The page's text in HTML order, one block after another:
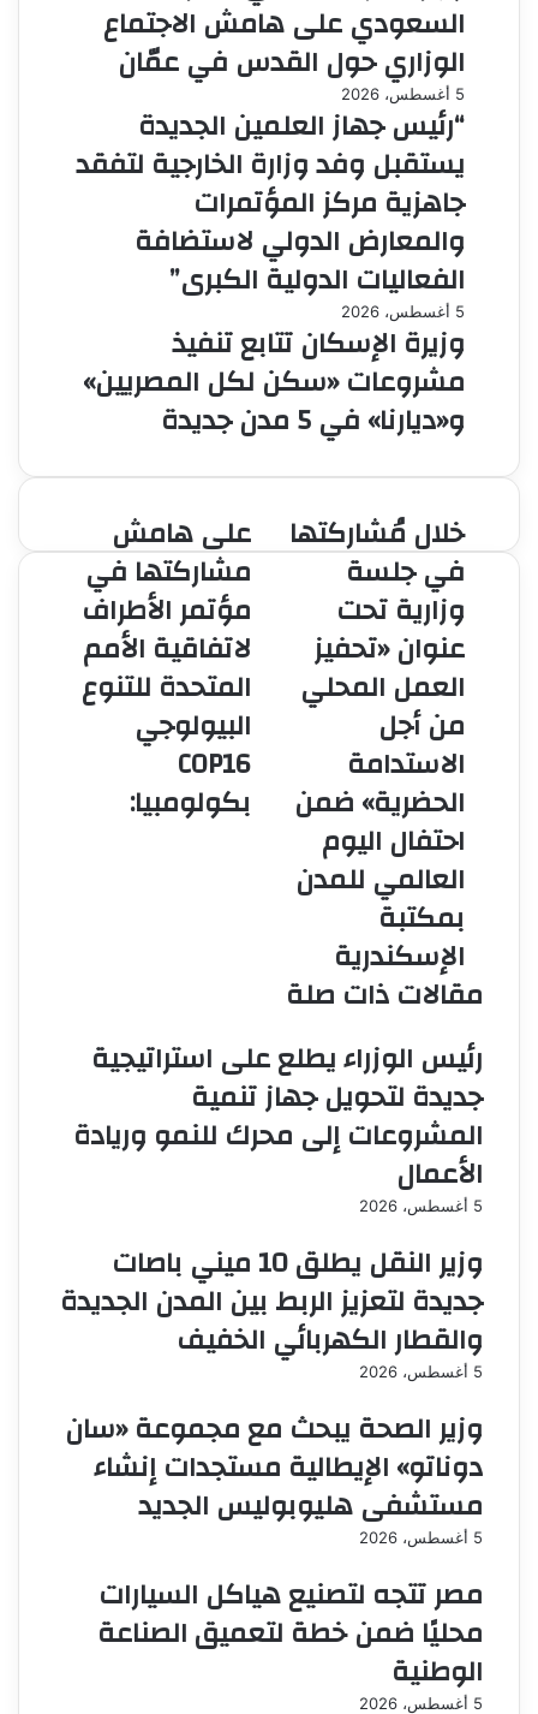
السعودي على هامش الاجتماع
الوزاري حول القدس في عمّان
5 أغسطس، 2026
“رئيس جهاز العلمين الجديدة
يستقبل وفد وزارة الخارجية لتفقد
جاهزية مركز المؤتمرات
والمعارض الدولي لاستضافة
الفعاليات الدولية الكبرى”
5 أغسطس، 2026
وزيرة الإسكان تتابع تنفيذ
مشروعات «سكن لكل المصريين»
و«ديارنا» في 5 مدن جديدة
على
هامش
مشاركتها
في
مؤتمر
الأطراف
لاتفاقية
الأمم
المتحدة
للتنوع
البيولوجي
COP16
على هامش
مشاركتها في
مؤتمر الأطراف
لاتفاقية الأمم
المتحدة للتنوع
البيولوجي
COP16
بكولومبيا:
خلال
مُشاركتها
في
جلسة
وزارية
تحت
عنوان
«تحفيز
العمل
المحلي
من
أجل
الاستدامة
الحضرية»
ضمن
احتفال
اليوم
العالمي
للمدن
بمكتبة
خلال مُشاركتها
في جلسة
وزارية تحت
عنوان «تحفيز
العمل المحلي
من أجل
الاستدامة
الحضرية» ضمن
احتفال اليوم
العالمي للمدن
بمكتبة
الإسكندرية
مقالات ذات صلة
رئيس الوزراء يطلع على استراتيجية
جديدة لتحويل جهاز تنمية
المشروعات إلى محرك للنمو وريادة
الأعمال
5 أغسطس، 2026
وزير النقل يطلق 10 ميني باصات
جديدة لتعزيز الربط بين المدن الجديدة
والقطار الكهربائي الخفيف
5 أغسطس، 2026
وزير الصحة يبحث مع مجموعة «سان
دوناتو» الإيطالية مستجدات إنشاء
مستشفى هليوبوليس الجديد
5 أغسطس، 2026
مصر تتجه لتصنيع هياكل السيارات
محليًا ضمن خطة لتعميق الصناعة
الوطنية
5 أغسطس، 2026